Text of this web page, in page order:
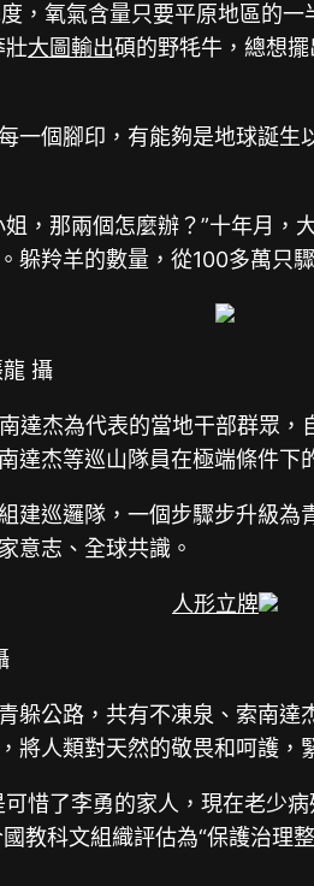
，氧氣含量只要平原地區的一
壯大圖輸出碩的野牦牛，總想
一個腳印，有能夠是地球誕生
，那兩個怎麼辦？”十年月
躲羚羊的數量，從100多萬只
攝
達杰為代表的當地干部群眾
杰等巡山隊員在極端條件下
建巡邏隊，一個步驟步升級為
意志、全球共識。
人形立牌
躲公路，共有不凍泉、索南
人類對天然的敬畏和呵護，
惜了李勇的家人，現在老少
教科文組織評估為“保護治